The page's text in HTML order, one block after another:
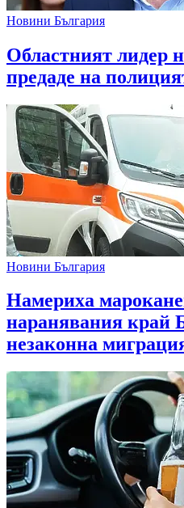
Новини България
Областният лидер
предаде на
Новини България
Намериха
наранявания край
незаконна